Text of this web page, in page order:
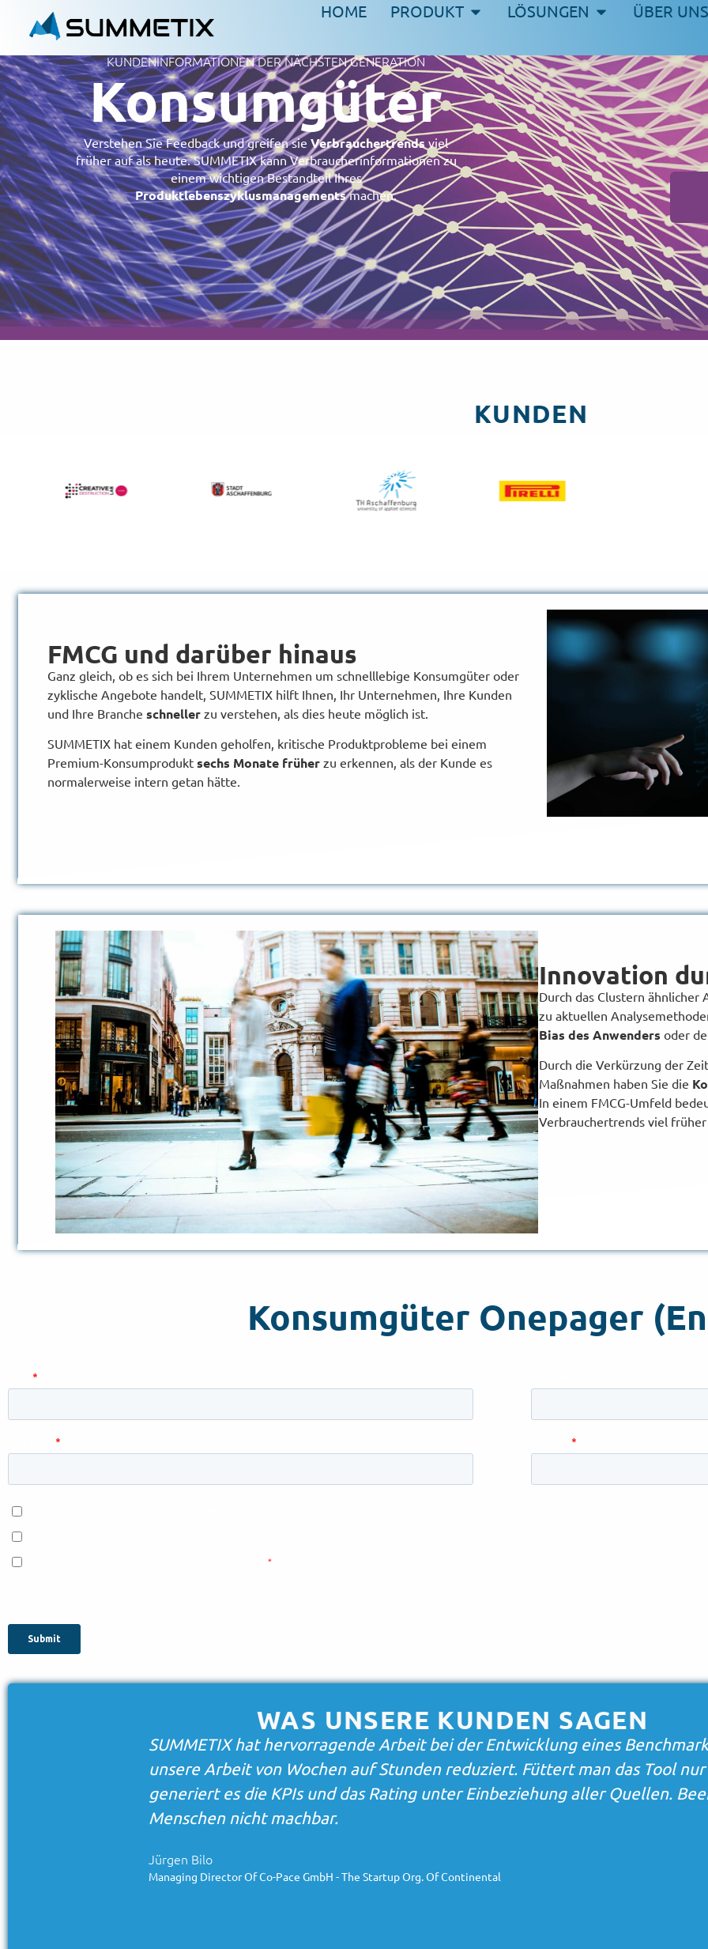
HOME PRODUKT LÖSUNGEN ÜBER UNS
KUNDENINFORMATIONEN DER NÄCHSTEN GENERATION
Konsumgüter
Verstehen Sie Feedback undgreifen sie Verbrauchertrends viel
früher auf als heute.SUMMETIXkann Verbraucherinformationen zu
einem wichtigen Bestandteil Ihres
Produktlebenszyklusmanagementsmachen.
KUNDEN
FMCG und darüber hinaus
Ganz gleich, ob es sich bei Ihrem Unternehmen um schnelllebige Konsumgüter oder
zyklische Angebote handelt, SUMMETIX hilft Ihnen, Ihr Unternehmen, Ihre Kunden
und Ihre Branche schnellerzu verstehen, als dies heute möglich ist.
SUMMETIX hat einem Kunden geholfen, kritische Produktprobleme bei einem
Premium-Konsumprodukt sechs Monate früherzu erkennen, als der Kunde es
normalerweise intern getan hätte.
Innovation
Durch das Clustern ähnlicher
zu aktuellen
Bias des Anwenders oder
Durch die Verkürzung der
Maßnahmen haben Sie die
In einem FMCG-Umfeld
Verbrauchertrends viel
Konsumgüter Onepager
WAS UNSERE KUNDEN SAGEN
Bei Adesso hilft SUMMETIX zu verstehen, was die Kunden unserer
Produkten und Dienstleistungen halten. Durch die Nutzung von
verschiedenen, öffentlich zugänglichen Datenquellen ermöglicht uns
Marktstimmung und Trends schnell und genau einzuschätzen.
Unternehmen unserer Kunden schaffen.